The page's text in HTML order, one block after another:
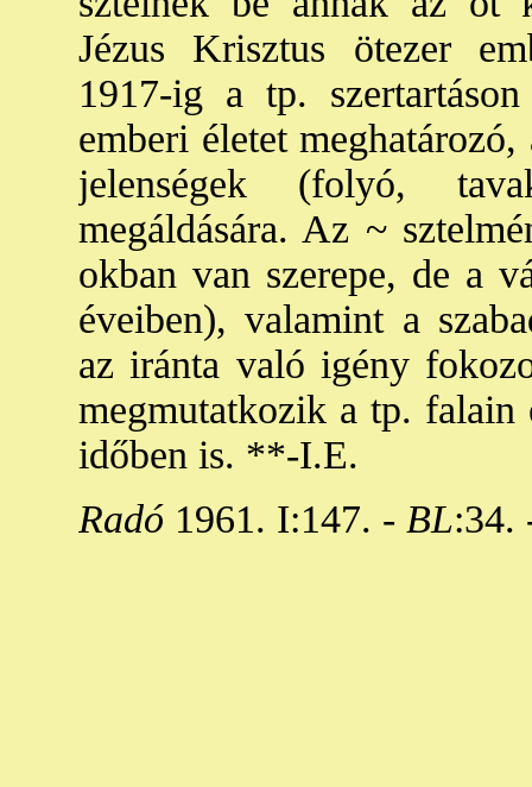
Jézus Krisztus ötezer
1917-ig a tp.
emberi életet
jelenségek (folyó,
megáldására. Az ~
okban van szerepe, de a
éveiben), valamint a
az iránta való igény
megmutatkozik a tp.
időben is. **-I.E.
Radó 1961. I:147. - BL:34.